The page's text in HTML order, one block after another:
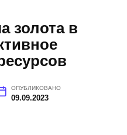
золота в
ОПУБЛИКОВАНО
09.09.2023